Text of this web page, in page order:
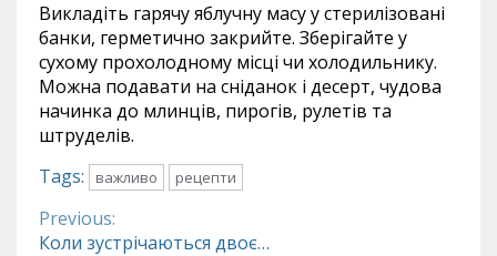
Викладіть гарячу яблучну масу у стерилізовані
банки, герметично закрийте. Зберігайте у
сухому прохолодному місці чи холодильнику.
Можна подавати на сніданок і десерт, чудова
начинка до млинців, пирогів, рулетів та
штруделів.
Tags:
важливо рецепти
Continue
Previous:
Коли зустрічаються двоє…